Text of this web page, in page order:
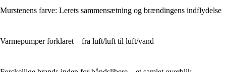
Murstenens farve: Lerets sammensætning og brændingens indflydelse
Varmepumper forklaret – fra luft/luft til luft/vand